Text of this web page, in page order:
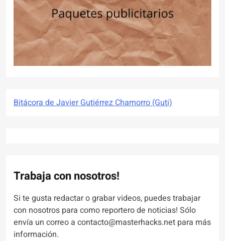
Bitácora de Javier Gutiérrez Chamorro (Guti)
Trabaja con nosotros!
Si te gusta redactar o grabar videos, puedes trabajar
con nosotros para como reportero de noticias! Sólo
envía un correo a contacto@masterhacks.net para más
información.